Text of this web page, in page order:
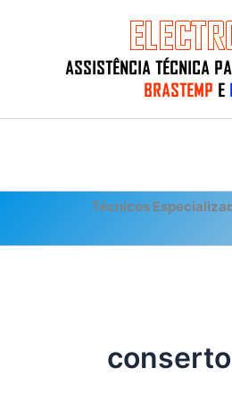
Técnicos